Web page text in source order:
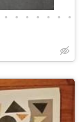
• • • • • • •